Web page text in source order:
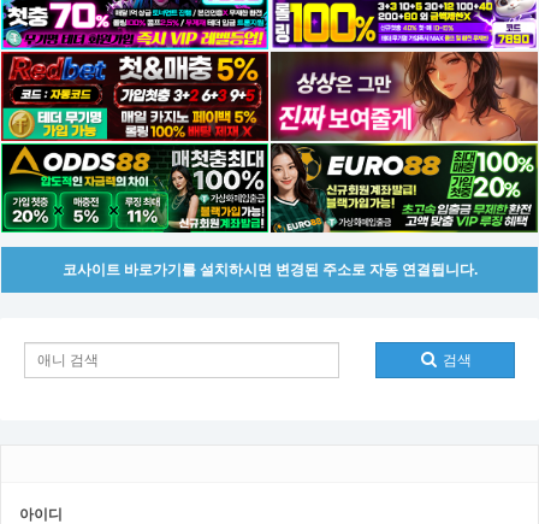
코사이트 바로가기를 설치하시면 변경된 주소로 자동 연결됩니다.
검색
아이디